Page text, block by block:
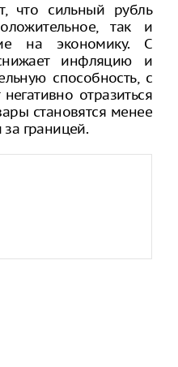
что сильный рубль
так и
на экономику. С
инфляцию и
способность, с
отразиться
становятся менее
границей.